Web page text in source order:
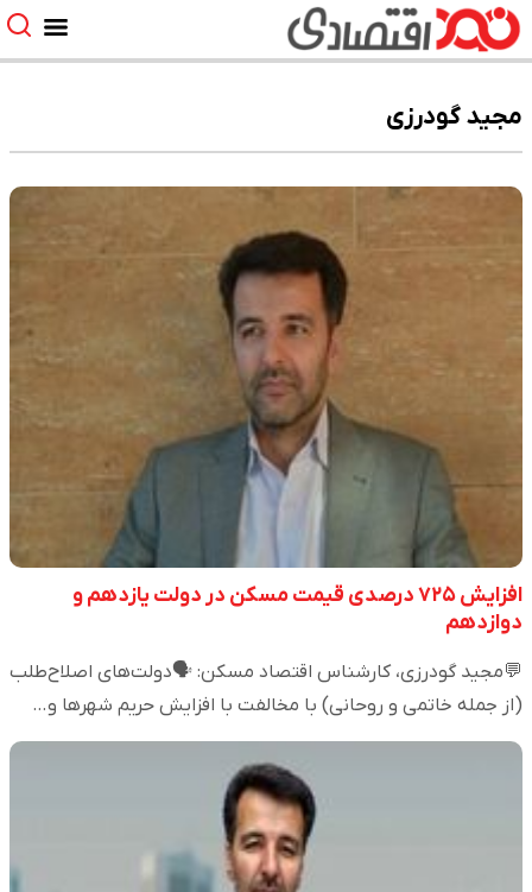
مجید گودرزی
افزایش ۷۲۵ درصدی قیمت مسکن در دولت یازدهم و
دوازدهم
💬مجید گودرزی، کارشناس اقتصاد مسکن: 🗣️دولت‌های اصلاح‌طلب
(از جمله خاتمی و روحانی) با مخالفت با افزایش حریم شهرها و…